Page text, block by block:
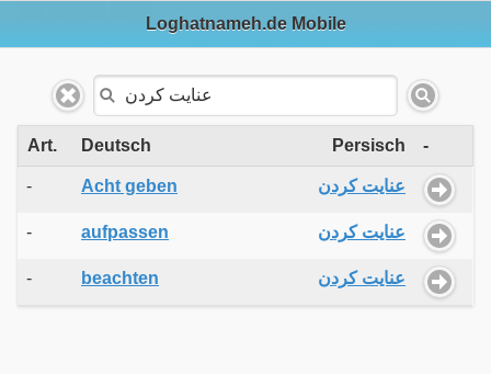
Loghatnameh.de Mobile
Art. Deutsch Persisch -
- Acht geben عنایت کردن
- aufpassen عنایت کردن
- beachten عنایت کردن